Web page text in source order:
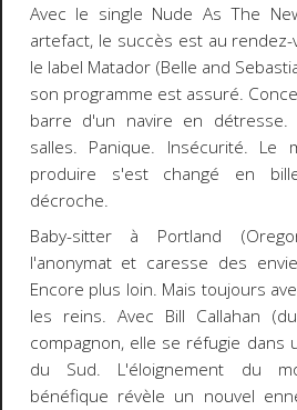
Avec le single Nude As The
artefact, le succès est au rendez-
le label Matador (Belle and
son programme est assuré.
barre d'un navire en
salles. Panique. Insécurité. Le
produire s'est changé en
décroche.
Baby-sitter à Portland
l'anonymat et caresse des
Encore plus loin. Mais toujours
les reins. Avec Bill Callahan
compagnon, elle se réfugie dans
du Sud. L'éloignement du
bénéfique révèle un nouvel